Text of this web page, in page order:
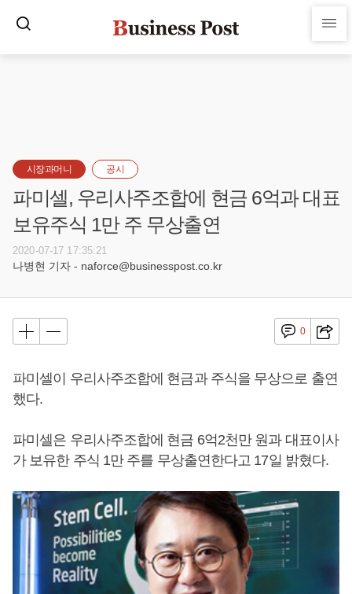
시장과머니 공시
파미셀, 우리사주조합에 현금 6억과 대표
보유주식 1만 주 무상출연
2020-07-17 17:35:21
나병현 기자 - naforce@businesspost.co.kr
0
파미셀이 우리사주조합에 현금과 주식을 무상으로 출연
했다.
파미셀은 우리사주조합에 현금 6억2천만 원과 대표이사
가 보유한 주식 1만 주를 무상출연한다고 17일 밝혔다.